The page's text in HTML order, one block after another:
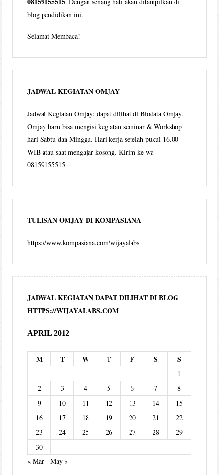
blog pendidikan ini.
Selamat Membaca!
JADWAL KEGIATAN OMJAY
Jadwal Kegiatan Omjay: dapat dilihat di Biodata Omjay.
Omjay baru bisa mengisi kegiatan seminar & Workshop
hari Sabtu dan Minggu. Hari kerja setelah pukul 16.00
WIB atau saat mengajar kosong. Kirim ke wa
08159155515
TULISAN OMJAY DI KOMPASIANA
https://www.kompasiana.com/wijayalabs
JADWAL KEGIATAN DAPAT DILIHAT DI BLOG
HTTPS://WIJAYALABS.COM
APRIL 2012
M T W T F S S
1
2
3 4 5 6 7
8
9
10 11 12 13 14
15
16
17 18 19 20 21
22
23
24 25 26 27 28
29
30
« Mar
May »